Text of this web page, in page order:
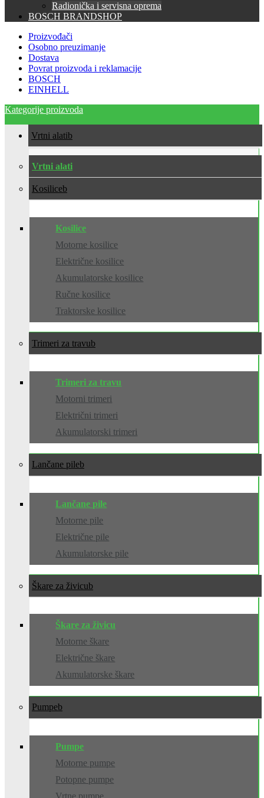
Radionička i servisna oprema
BOSCH BRANDSHOP
Proizvođači
Osobno preuzimanje
Dostava
Povrat proizvoda i reklamacije
BOSCH
EINHELL
Kategorije proizvoda
Vrtni alati
Vrtni alati
Kosilice
Kosilice
Motorne kosilice
Električne kosilice
Akumulatorske kosilice
Ručne kosilice
Traktorske kosilice
Trimeri za travu
Trimeri za travu
Motorni trimeri
Električni trimeri
Akumulatorski trimeri
Lančane pile
Lančane pile
Motorne pile
Električne pile
Akumulatorske pile
Škare za živicu
Škare za živicu
Motorne škare
Električne škare
Akumulatorske škare
Pumpe
Pumpe
Motorne pumpe
Potopne pumpe
Vrtne pumpe